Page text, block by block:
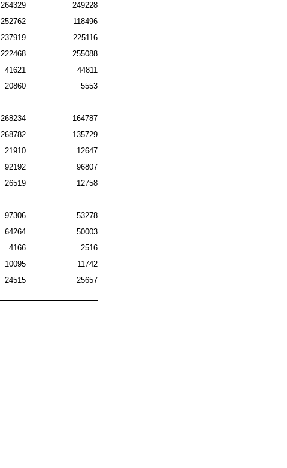
264329
249228
252762
118496
237919
225116
222468
255088
41621
44811
20860 5553
268234
164787
268782
135729
21910
12647
92192
96807
26519 12758
97306
53278
64264
50003
4166
2516
10095
11742
24515 25657